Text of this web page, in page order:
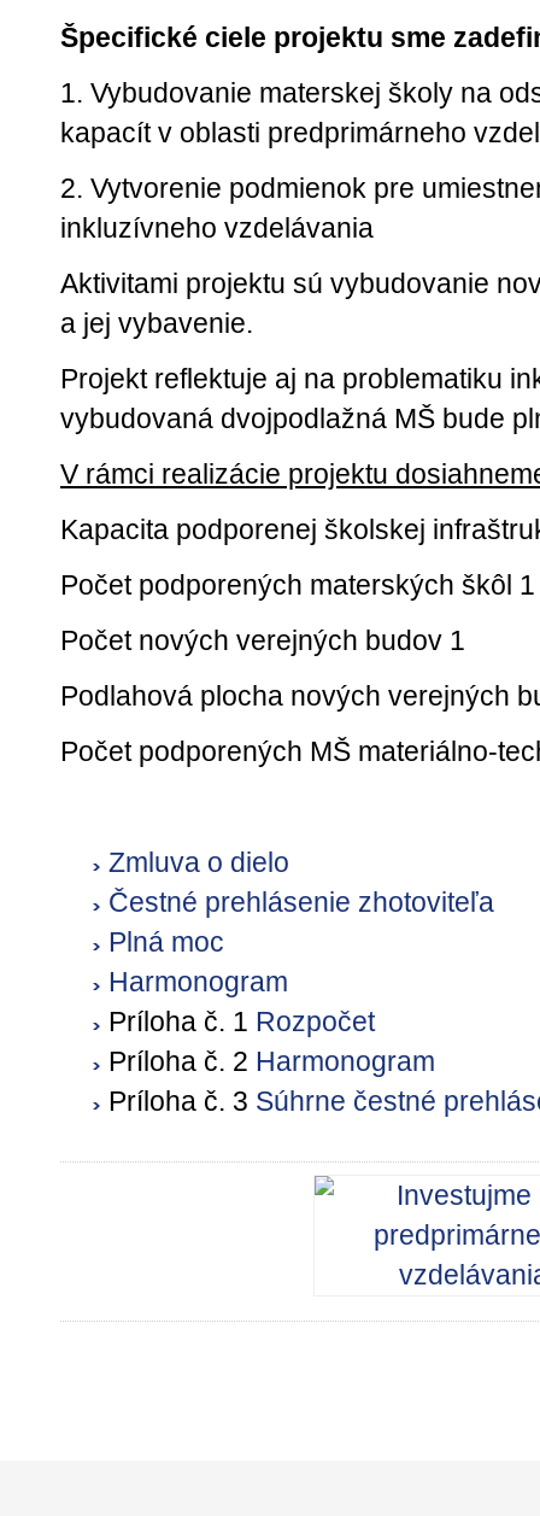
Špecifické ciele projektu sme
1. Vybudovanie materskej školy na
kapacít v oblasti predprimárneho
2. Vytvorenie podmienok pre
inkluzívneho vzdelávania
Aktivitami projektu sú vybudovanie
a jej vybavenie.
Projekt reflektuje aj na problematiku
vybudovaná dvojpodlažná MŠ bude
V rámci realizácie projektu
Kapacita podporenej školskej
Počet podporených materských škôl 1
Počet nových verejných budov 1
Podlahová plocha nových verejných
Počet podporených MŠ materiálno-
Zmluva o dielo
Čestné prehlásenie zhotoviteľa
Plná moc
Harmonogram
Príloha č. 1 Rozpočet
Príloha č. 2 Harmonogram
Príloha č. 3 Súhrne čestné